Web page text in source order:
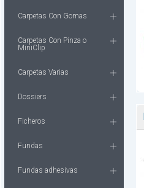
Carpetas Con Gomas
Carpetas Con Pinza o
MiniClip
Carpetas Varias
Dossiers
Ficheros
Fundas
Fundas adhesivas